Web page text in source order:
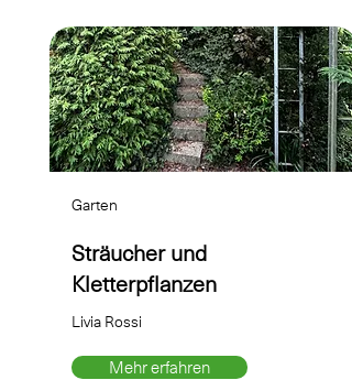
Garten
Sträucher und
Kletterpflanzen
Livia Rossi
Mehr erfahren